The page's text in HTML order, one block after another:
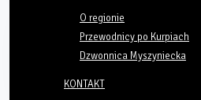
O regionie
Przewodnicy po Kurpiach
Dzwonnica Myszyniecka
KONTAKT